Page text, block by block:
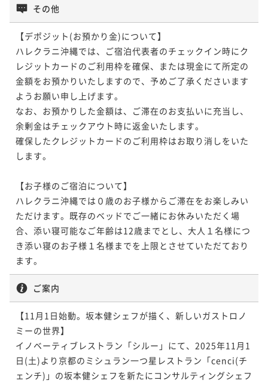
その他
【デポジット(お預かり金)について】
ハレクラニ沖縄では、ご宿泊代表者のチェックイン時にク
レジットカードのご利用枠を確保、または現金にて所定の
金額をお預かりいたしますので、予めご了承くださいます
ようお願い申し上げます。
なお、お預かりした金額は、ご滞在のお支払いに充当し、
余剰金はチェックアウト時に返金いたします。
確保したクレジットカードのご利用枠はお取り消しをいた
します。
【お子様のご宿泊について】
ハレクラニ沖縄では０歳のお子様からご滞在をお楽しみい
ただけます。既存のベッドでご一緒にお休みいただく場
合、添い寝可能なご年齢は12歳までとし、大人１名様につ
き添い寝のお子様１名様までを上限とさせていただており
ます。
ご案内
【11月1日始動。坂本健シェフが描く、新しいガストロノ
ミーの世界】
イノベーティブレストラン「シルー」にて、2025年11月1
日(土)より京都のミシュラン一つ星レストラン「cenci(チ
ェンチ)」の坂本健シェフを新たにコンサルティングシェフ